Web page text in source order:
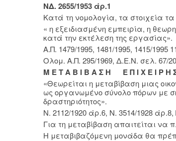
ΝΔ. 2655/1953 άρ.1
Κατά τη νομολογία, τα στοιχεία
« η εξειδιασμένη εμπειρία, η
κατά την εκτέλεση της εργασίας».
Α.Π. 1479/1995, 1481/1995, 1415/1995
Ολομ. Α.Π. 295/1969, Δ.Ε.Ν. σελ. 67/
Μ Ε Τ Α Β Ι Β Α Σ Η Ε Π Ι Χ Ε Ι Ρ Η
«Θεωρείται η μεταβίβαση μιας
ως οργανωμένο σύνολο πόρων με
δραστηριότητος».
Ν. 2112/1920 άρ.6, Ν. 3514/1928
Για τη μεταβίβαση απαιτείται να
Η μεταβιβαζόμενη μονάδα θα